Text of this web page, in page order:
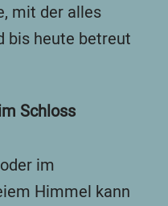
mit der alles
bis heute betreut
Schloss
im
Himmel kann